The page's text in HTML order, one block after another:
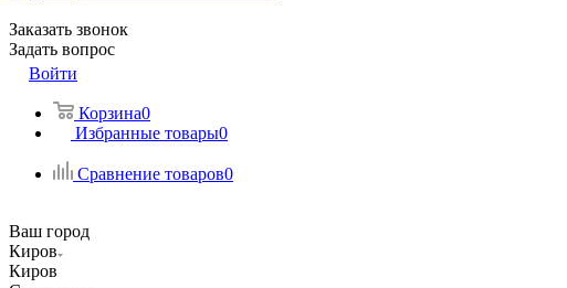
Заказать звонок
Задать вопрос
Войти
Корзина0
Избранные товары0
Сравнение товаров0
Ваш город
Киров
Киров